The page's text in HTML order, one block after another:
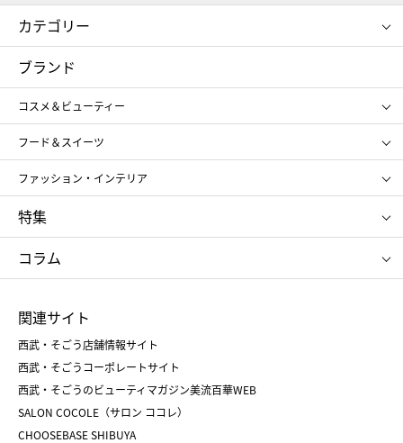
カテゴリー
コスメ＆ビューティー
ギフト
レディース
メンズ
スポーツ・アウトドア
お中元
お歳暮
ブランド
コスメ＆ビューティー
SHISEIDO
ポール&ジョー ボーテ
ジルスチュアート
NARS
RMK
クリニーク
SK-Ⅱ
フード＆スイーツ
アンリ・シャルパンティエ
ゴディバ
新宿高野
たねや
ねんりん家
ファッション・インテリア
ポロ ラルフ ローレン
タケオ キクチ
ママ＆キッズ
シュタイフ
特集
お中元
ひな人形
五月人形
父の日
クリスマスケーキ
ホワイトデー
コラム
菓子折り
和菓子
人気のギフト
バレンタイン
ホワイトデー
おせち
関連サイト
西武・そごう店舗情報サイト
西武・そごうコーポレートサイト
西武・そごうのビューティマガジン美流百華WEB
SALON COCOLE（サロン ココレ）
CHOOSEBASE SHIBUYA